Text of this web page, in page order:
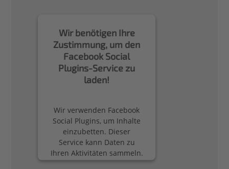
Wir benötigen Ihre
Zustimmung, um den
Facebook Social
Plugins-Service zu
laden!
Wir verwenden Facebook
Social Plugins, um Inhalte
einzubetten. Dieser
Service kann Daten zu
Ihren Aktivitäten sammeln.
Bitte lesen Sie die Details